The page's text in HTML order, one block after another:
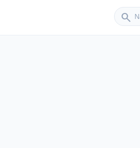
search
Sender